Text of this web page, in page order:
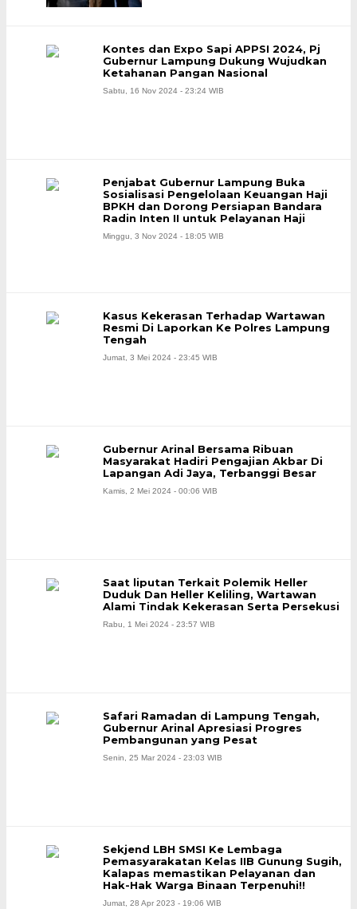
Kontes dan Expo Sapi APPSI 2024, Pj
Gubernur Lampung Dukung Wujudkan
Ketahanan Pangan Nasional
Sabtu, 16 Nov 2024 - 23:24 WIB
Penjabat Gubernur Lampung Buka
Sosialisasi Pengelolaan Keuangan Haji
BPKH dan Dorong Persiapan Bandara
Radin Inten II untuk Pelayanan Haji
Minggu, 3 Nov 2024 - 18:05 WIB
Kasus Kekerasan Terhadap Wartawan
Resmi Di Laporkan Ke Polres Lampung
Tengah
Jumat, 3 Mei 2024 - 23:45 WIB
Gubernur Arinal Bersama Ribuan
Masyarakat Hadiri Pengajian Akbar Di
Lapangan Adi Jaya, Terbanggi Besar
Kamis, 2 Mei 2024 - 00:06 WIB
Saat liputan Terkait Polemik Heller
Duduk Dan Heller Keliling, Wartawan
Alami Tindak Kekerasan Serta Persekusi
Rabu, 1 Mei 2024 - 23:57 WIB
Safari Ramadan di Lampung Tengah,
Gubernur Arinal Apresiasi Progres
Pembangunan yang Pesat
Senin, 25 Mar 2024 - 23:03 WIB
Sekjend LBH SMSI Ke Lembaga
Pemasyarakatan Kelas IIB Gunung Sugih,
Kalapas memastikan Pelayanan dan
Hak-Hak Warga Binaan Terpenuhi!!
Jumat, 28 Apr 2023 - 19:06 WIB